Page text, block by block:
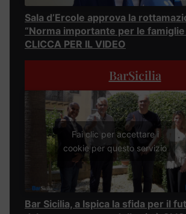
Sala d’Ercole approva la
“Norma importante per le famiglie
CLICCA PER IL VIDEO
BarSicilia
Fai clic per accettare i
cookie per questo servizio
Bar Sicilia, a Ispica la sfida per il